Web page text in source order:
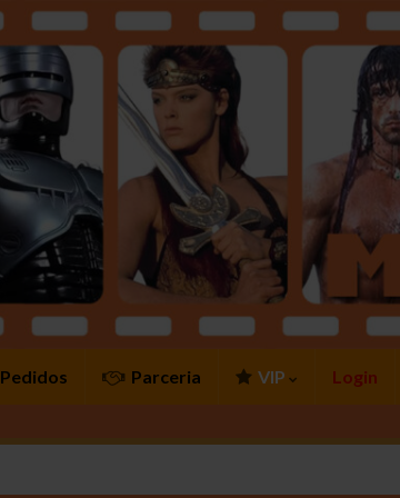
Pedidos Parceria VIP Login